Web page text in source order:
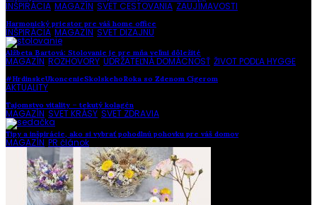
INŠPIRÁCIA MAGAZÍN SVET CESTOVANIA ZAUJÍMAVOSTI
Harmonický priestor pre váš home office
INŠPIRÁCIA MAGAZÍN SVET DIZAJNU
Alžbeta Bartová: Stolovanie je pre mňa veľmi dôležité
MAGAZÍN ROZHOVORY UDRŽATEĽNÁ DOMÁCNOSŤ ŽIVOT PODĽA HYGGE
#HrdinskeUkoncenieSkolskehoRoka so Zdenom Cígerom
AKTUALITY
Tajomstvo vitality – tekutý kolagén
MAGAZÍN SVET KRÁSY SVET ZDRAVIA
Tipy a inšpirácie, ako si vybrať pohodlnú pohovku pre váš domov
MAGAZÍN PR článok